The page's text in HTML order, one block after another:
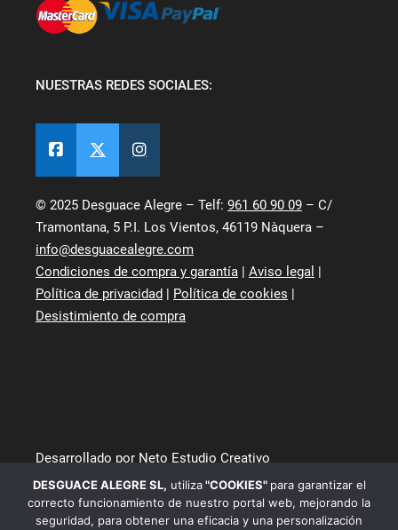
NUESTRAS REDES SOCIALES:
© 2025 Desguace Alegre – Telf: 961 60 90 09 – C/
Tramontana, 5 P.I. Los Vientos, 46119 Nàquera –
info@desguacealegre.com
Condiciones de compra y garantía | Aviso legal |
Política de privacidad | Política de cookies |
Desistimiento de compra
Desarrollado por Neto Estudio Creativo
DESGUACE ALEGRE SL, utiliza"COOKIES" para garantizar el
correcto funcionamiento de nuestro portal web, mejorando la
seguridad, para obtener una eficacia y una personalización